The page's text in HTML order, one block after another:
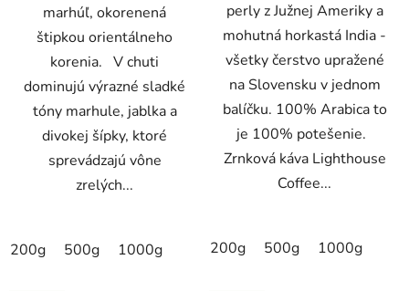
marhúľ, okorenená
štipkou orientálneho
korenia. V chuti
dominujú výrazné sladké
tóny marhule, jablka a
divokej šípky, ktoré
sprevádzajú vône
zrelých...
200g 500g 1000g
perly z Južnej Ameriky a
mohutná horkastá India -
všetky čerstvo upražené
na Slovensku v jednom
balíčku. 100% Arabica to
je 100% potešenie.
Zrnková káva Lighthouse
Coffee...
200g 500g 1000g